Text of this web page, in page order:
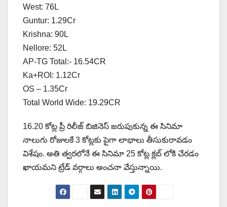
West: 76L
Guntur: 1.29Cr
Krishna: 90L
Nellore: 52L
AP-TG Total:- 16.54CR
Ka+ROI: 1.12Cr
OS – 1.35Cr
Total World Wide: 19.29CR
16.20 కోట్ల ప్రీ రిలీజ్ బిజినెస్ జరుపుకున్న ఈ సినిమా
నాలుగు రోజులకే 3 కోట్లకు పైగా లాభాలు తీసుకురావడం
విశేషం. అతి త్వరలోనే ఈ సినిమా 25 కోట్ల క్లబ్ లోకి చేరడం
ఖాయమని ట్రేడ్ వర్గాలు అంచనా వేస్తున్నాయి.